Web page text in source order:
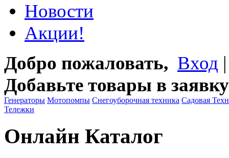
Новости
Акции!
Добро пожаловать, Вход
Добавьте товары в заявку
Генераторы Мотопомпы Снегоуборочная техника Садовая
Тележки
Онлайн Каталог